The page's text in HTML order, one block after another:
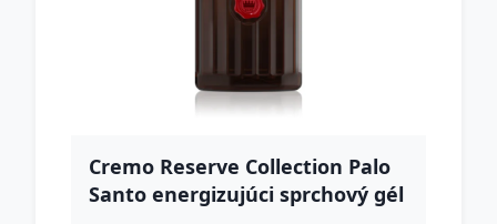
Cremo Reserve Collection Palo
Santo energizujúci sprchový gél